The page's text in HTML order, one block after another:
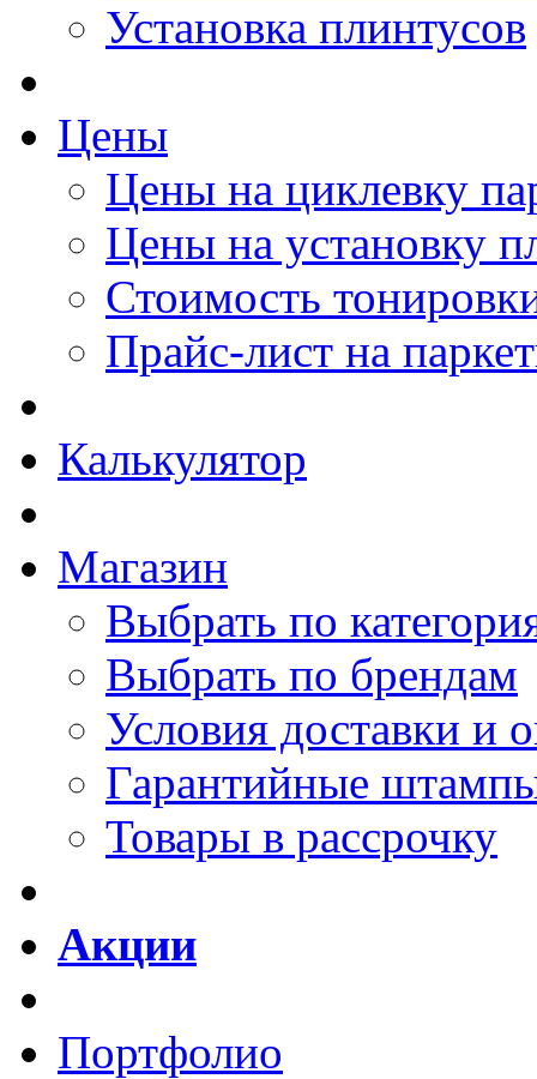
Установка плинтусов
Цены
Цены на циклевку
Цены на установку
Стоимость
Прайс-лист на
Калькулятор
Магазин
Выбрать по
Выбрать по брендам
Условия доставки и
Гарантийные
Товары в рассрочку
Акции
Портфолио